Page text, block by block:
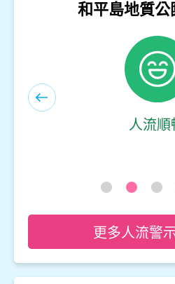
和平島地質公園-遊
人流順
更多人流警